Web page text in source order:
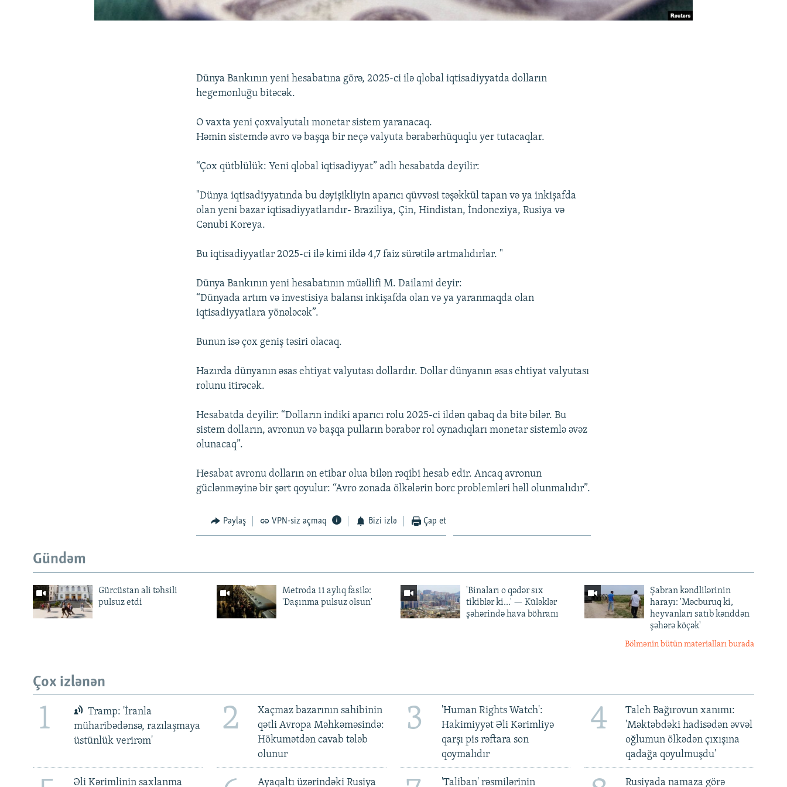
Dünya Bankının yeni hesabatına görə, 2025-ci ilə qlobal iqtisadiyyatda dolların
hegemonluğu bitəcək.
O vaxta yeni çoxvalyutalı monetar sistem yaranacaq.
Həmin sistemdə avro və başqa bir neçə valyuta bərabərhüquqlu yer tutacaqlar.
“Çox qütblülük: Yeni qlobal iqtisadiyyat” adlı hesabatda deyilir:
"Dünya iqtisadiyyatında bu dəyişikliyin aparıcı qüvvəsi təşəkkül tapan və ya inkişafda
olan yeni bazar iqtisadiyyatlarıdır- Braziliya, Çin, Hindistan, İndoneziya, Rusiya və
Cənubi Koreya.
Bu iqtisadiyyatlar 2025-ci ilə kimi ildə 4,7 faiz sürətilə artmalıdırlar. "
Dünya Bankının yeni hesabatının müəllifi M. Dailami deyir:
“Dünyada artım və investisiya balansı inkişafda olan və ya yaranmaqda olan
iqtisadiyyatlara yönələcək”.
Bunun isə çox geniş təsiri olacaq.
Hazırda dünyanın əsas ehtiyat valyutası dollardır. Dollar dünyanın əsas ehtiyat valyutası
rolunu itirəcək.
Hesabatda deyilir: “Dolların indiki aparıcı rolu 2025-ci ildən qabaq da bitə bilər. Bu
sistem dolların, avronun və başqa pulların bərabər rol oynadıqları monetar sistemlə əvəz
olunacaq”.
Hesabat avronu dolların ən etibar olua bilən rəqibi hesab edir. Ancaq avronun
güclənməyinə bir şərt qoyulur: “Avro zonada ölkələrin borc problemləri həll olunmalıdır”.
Paylaş VPN-siz açmaq Bizi izlə Çap et
Gündəm
Gürcüstan ali təhsili
pulsuz etdi
Metroda 11 aylıq fasilə:
'Daşınma pulsuz olsun'
'Binaları o qədər sıx
tikiblər ki...' — Küləklər
şəhərində hava böhranı
Şabran kəndlilərinin
harayı: 'Məcburuq ki,
heyvanları satıb kənddən
şəhərə köçək'
Bölmənin bütün materialları burada
Çox izlənən
1
Tramp: 'İranla
müharibədənsə, razılaşmaya
üstünlük verirəm'
2
Xaçmaz bazarının sahibinin
qətli Avropa Məhkəməsində:
Hökumətdən cavab tələb
olunur
3
'Human Rights Watch':
Hakimiyyət Əli Kərimliyə
qarşı pis rəftara son
qoymalıdır
4
Taleh Bağırovun xanımı:
'Məktəbdəki hadisədən əvvəl
oğlumun ölkədən çıxışına
qadağa qoyulmuşdu'
Əli Kərimlinin saxlanma Ayaqaltı üzərindəki Rusiya 'Taliban' rəsmilərinin Rusiyada namaza görə